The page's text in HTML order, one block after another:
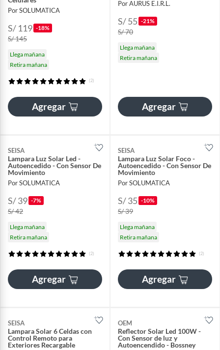
Por SOLUMATICA
S/ 119 -18%
S/ 145
Llega mañana
Retira mañana
(2)
Agregar
Por AURUS E.I.R.L.
S/ 55 -21%
S/ 70
Llega mañana
Retira mañana
Agregar
SEISA
Lampara Luz Solar Led -
Autoencedido - Con Sensor De
Movimiento
Por SOLUMATICA
S/ 39 -7%
S/ 42
Llega mañana
Retira mañana
(2)
Agregar
SEISA
Lampara Luz Solar Foco -
Autoencedido - Con Sensor De
Movimiento
Por SOLUMATICA
S/ 35 -10%
S/ 39
Llega mañana
Retira mañana
(2)
Agregar
SEISA
Lampara Solar 6 Celdas con
Control Remoto para
Exteriores Recargable
OEM
Reflector Solar Led 100W -
Con Sensor de luz y
Autoencendido - Bossney